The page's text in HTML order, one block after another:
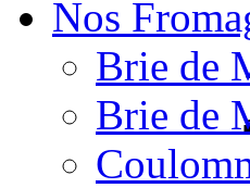
Nos
Brie de
Brie de